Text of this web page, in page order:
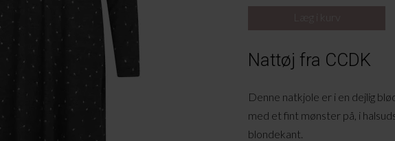
Nattøj fra CCDK
Denne natkjole er i en dejlig
med et fint mønster på, i
blondekant.